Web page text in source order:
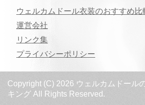
ウェルカムドール衣装のおすすめ
運営会社
リンク集
プライバシーポリシー
Copyright (C) 2026 ウェルカムドール
キング All Rights Reserved.